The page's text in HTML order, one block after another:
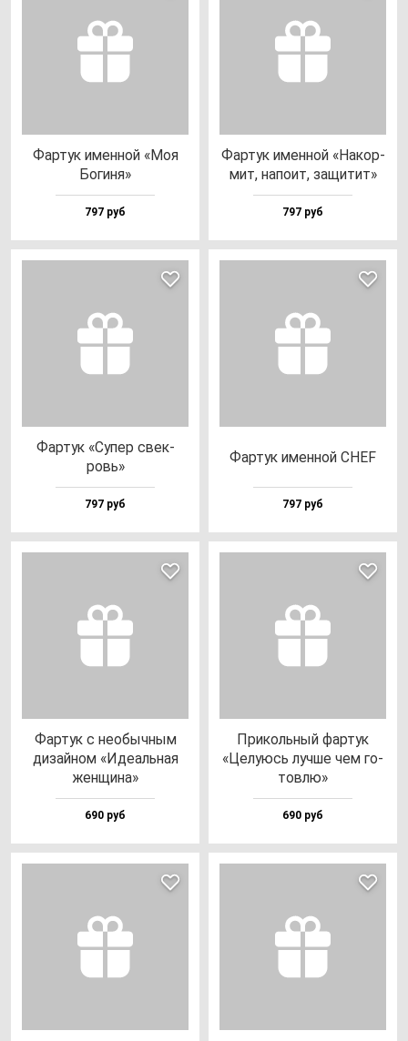
Фар­тук имен­ной «Моя
Боги­ня»
797 руб
Фар­тук имен­ной «Накор­
мит, на­по­ит, за­щи­тит»
797 руб
Фар­тук «Супер свек­
ровь»
797 руб
Фар­тук имен­ной CHEF
797 руб
Фар­тук с не­обыч­ным
ди­зай­ном «Иде­аль­ная
жен­щи­на»
690 руб
При­коль­ный фар­тук
«Целу­юсь луч­ше чем го­
тов­лю»
690 руб